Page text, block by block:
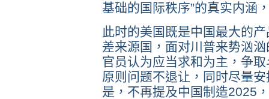
基础的国际秩序”的真实内涵
此时的美国既是中国最大的
差来源国，面对川普来势汹
官员认为应当求和为主，争
原则问题不退让，同时尽量
是，不再提及中国制造2025